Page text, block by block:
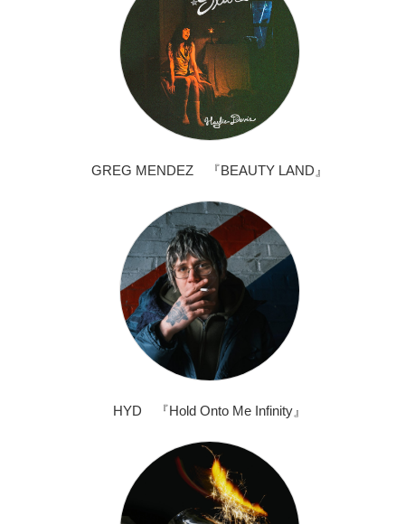
GREG MENDEZ 『BEAUTY LAND』
HYD 『Hold Onto Me Infinity』